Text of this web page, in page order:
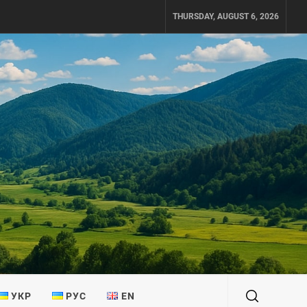
THURSDAY, AUGUST 6, 2026
УКР РУС EN